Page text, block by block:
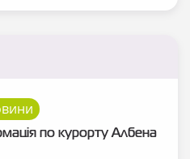
по курорту Албена